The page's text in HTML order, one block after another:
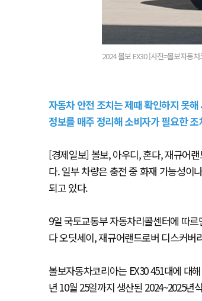
2024 볼보 EX30 [사진=볼보자동
자동차 안전 조치는 제때 확인하지 못
정보를 매주 정리해 소비자가 필요한
[경제일보] 볼보, 아우디, 혼다, 재규어
다. 일부 차량은 충전 중 화재 가능성이
되고 있다.
9일 국토교통부 자동차리콜센터에 따
다 오딧세이, 재규어랜드로버 디스커버
볼보자동차코리아는 EX30 451대에 대
년 10월 25일까지 생산된 2024~2025년